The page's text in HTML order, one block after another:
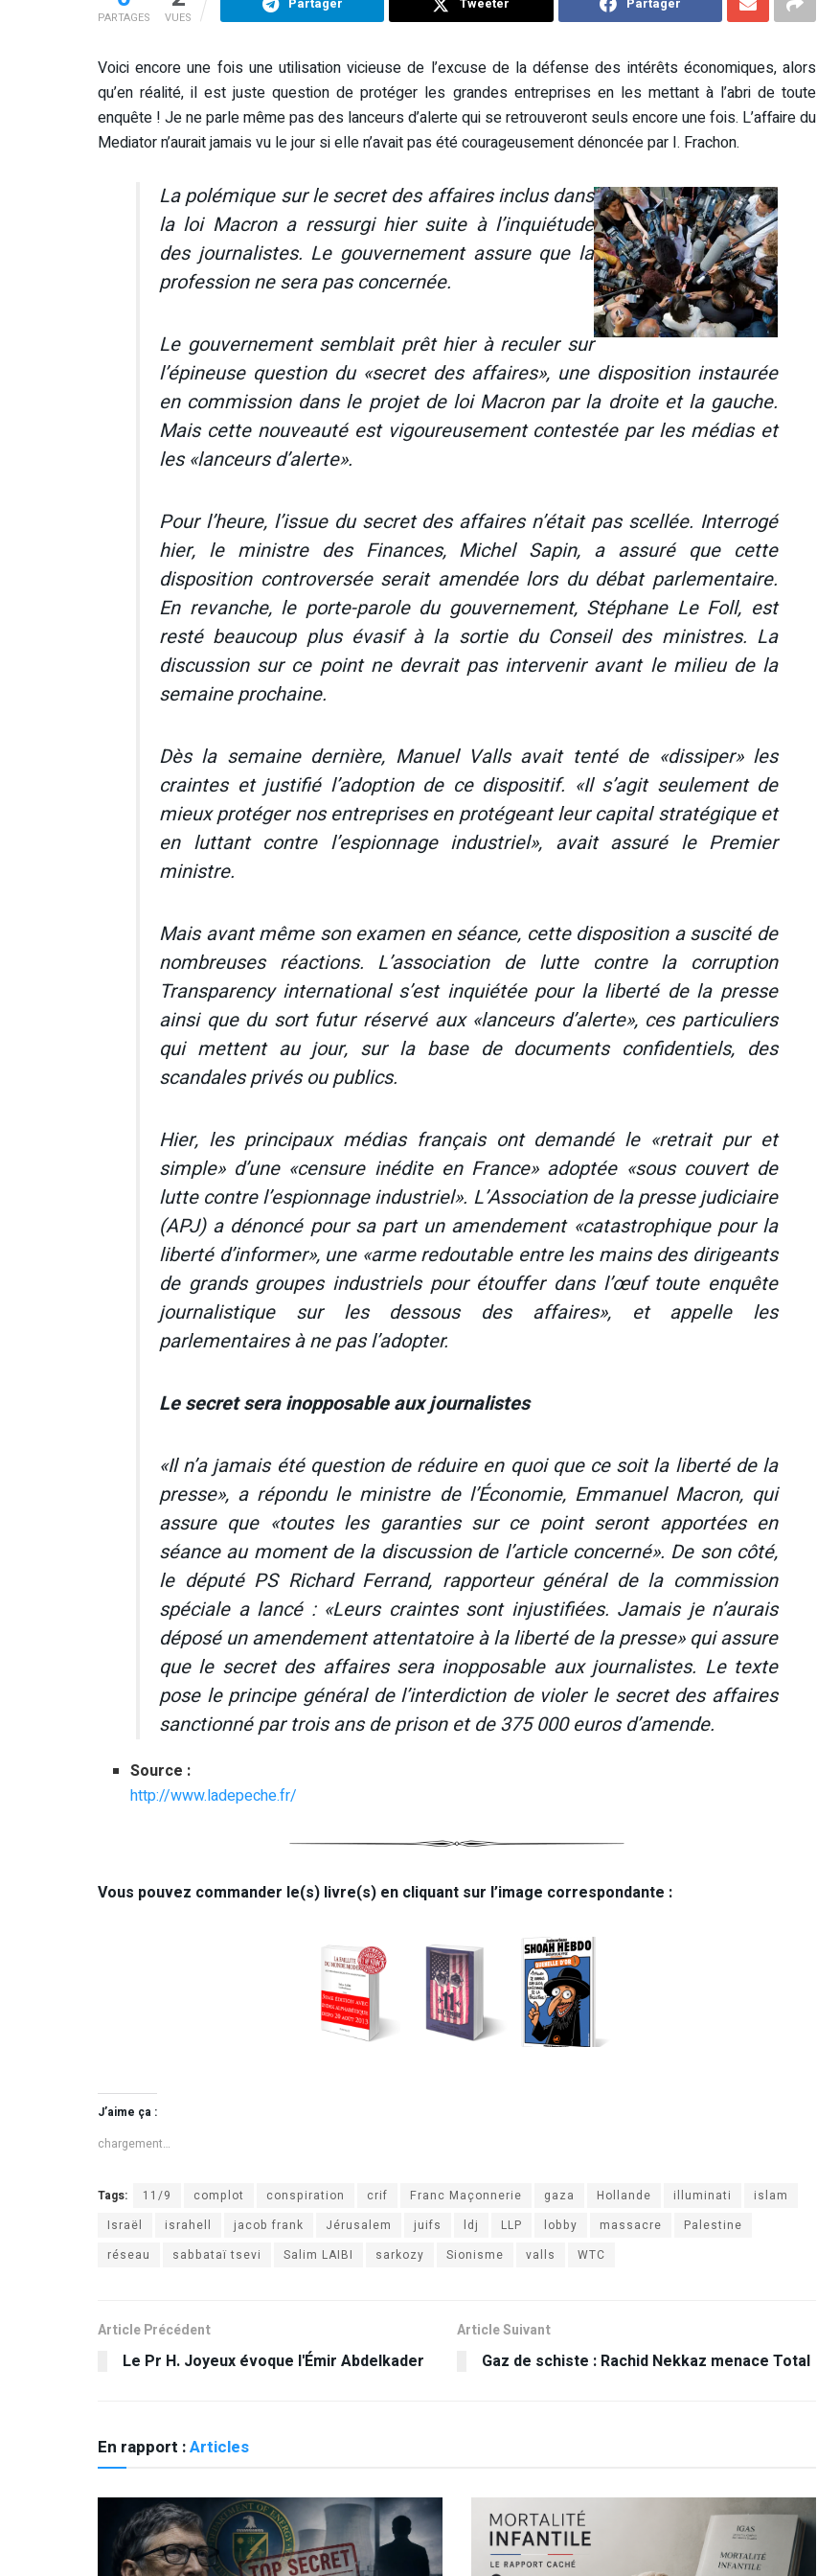
PARTAGES VUES
Voici encore une fois une utilisation vicieuse de l’excuse de la défense des intérêts économiques, alors
qu’en réalité, il est juste question de protéger les grandes entreprises en les mettant à l’abri de toute
enquête ! Je ne parle même pas des lanceurs d’alerte qui se retrouveront seuls encore une fois. L’affaire du
Mediator n’aurait jamais vu le jour si elle n’avait pas été courageusement dénoncée par I. Frachon.
La polémique sur le secret des affaires inclus dans
la loi Macron a ressurgi hier suite à l’inquiétude
des journalistes. Le gouvernement assure que la
profession ne sera pas concernée.
Le gouvernement semblait prêt hier à reculer sur
l’épineuse question du «secret des affaires», une disposition instaurée
en commission dans le projet de loi Macron par la droite et la gauche.
Mais cette nouveauté est vigoureusement contestée par les médias et
les «lanceurs d’alerte».
Pour l’heure, l’issue du secret des affaires n’était pas scellée. Interrogé
hier, le ministre des Finances, Michel Sapin, a assuré que cette
disposition controversée serait amendée lors du débat parlementaire.
En revanche, le porte-parole du gouvernement, Stéphane Le Foll, est
resté beaucoup plus évasif à la sortie du Conseil des ministres. La
discussion sur ce point ne devrait pas intervenir avant le milieu de la
semaine prochaine.
Dès la semaine dernière, Manuel Valls avait tenté de «dissiper» les
craintes et justifié l’adoption de ce dispositif. «Il s’agit seulement de
mieux protéger nos entreprises en protégeant leur capital stratégique et
en luttant contre l’espionnage industriel», avait assuré le Premier
ministre.
Mais avant même son examen en séance, cette disposition a suscité de
nombreuses réactions. L’association de lutte contre la corruption
Transparency international s’est inquiétée pour la liberté de la presse
ainsi que du sort futur réservé aux «lanceurs d’alerte», ces particuliers
qui mettent au jour, sur la base de documents confidentiels, des
scandales privés ou publics.
Hier, les principaux médias français ont demandé le «retrait pur et
simple» d’une «censure inédite en France» adoptée «sous couvert de
lutte contre l’espionnage industriel». L’Association de la presse judiciaire
(APJ) a dénoncé pour sa part un amendement «catastrophique pour la
liberté d’informer», une «arme redoutable entre les mains des dirigeants
de grands groupes industriels pour étouffer dans l’œuf toute enquête
journalistique sur les dessous des affaires», et appelle les
parlementaires à ne pas l’adopter.
Le secret sera inopposable aux journalistes
«Il n’a jamais été question de réduire en quoi que ce soit la liberté de la
presse», a répondu le ministre de l’Économie, Emmanuel Macron, qui
assure que «toutes les garanties sur ce point seront apportées en
séance au moment de la discussion de l’article concerné». De son côté,
le député PS Richard Ferrand, rapporteur général de la commission
spéciale a lancé : «Leurs craintes sont injustifiées. Jamais je n’aurais
déposé un amendement attentatoire à la liberté de la presse» qui assure
que le secret des affaires sera inopposable aux journalistes. Le texte
pose le principe général de l’interdiction de violer le secret des affaires
sanctionné par trois ans de prison et de 375 000 euros d’amende.
Source :
http://www.ladepeche.fr/
Vous pouvez commander le(s) livre(s) en cliquant sur l’image correspondante :
J’aime ça :
chargement…
Tags: 11/9 complot conspiration crif Franc Maçonnerie gaza Hollande illuminati
islam
Israël
israhell jacob frank Jérusalem juifs ldj LLP lobby massacre
Palestine
réseau
sabbataï tsevi Salim LAIBI sarkozy Sionisme valls WTC
Article Précédent
Le Pr H. Joyeux évoque l'Émir Abdelkader
Article Suivant
Gaz de schiste : Rachid Nekkaz menace Total
En rapport :Articles